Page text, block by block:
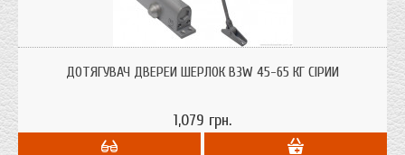
кольору з сертифікатом якості.
ДОТЯГУВАЧ ДВЕРЕЙ ШЕРЛОК B3W 45-65 КГ СІРИЙ
1,079 грн.